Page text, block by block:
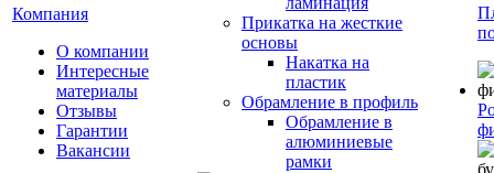
Компания
О компании
Интересные
материалы
Отзывы
Гарантии
Вакансии
Прикатка на жесткие
основы
Накатка на
пластик
Обрамление в профиль
Обрамление в
алюминиевые
рамки